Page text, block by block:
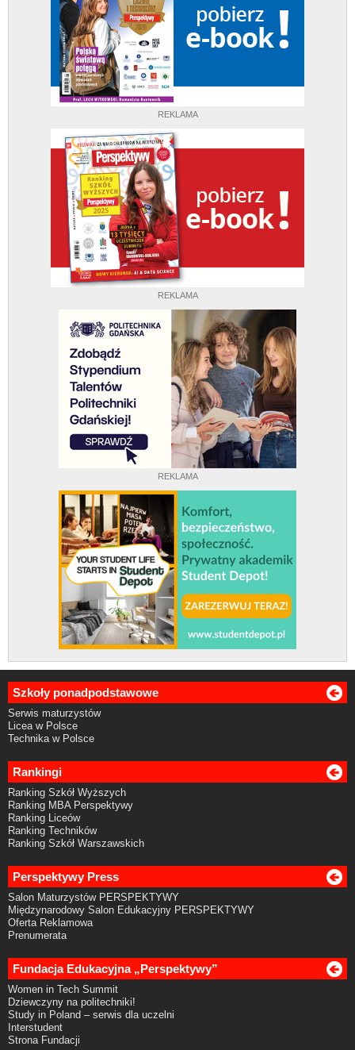
REKLAMA
REKLAMA
REKLAMA
Szkoły ponadpodstawowe
Serwis maturzystów
Licea w Polsce
Technika w Polsce
Rankingi
Ranking Szkół Wyższych
Ranking MBA Perspektywy
Ranking Liceów
Ranking Techników
Ranking Szkół Warszawskich
Perspektywy Press
Salon Maturzystów PERSPEKTYWY
Międzynarodowy Salon Edukacyjny PERSPEKTYWY
Oferta Reklamowa
Prenumerata
Fundacja Edukacyjna „Perspektywy”
Women in Tech Summit
Dziewczyny na politechniki!
Study in Poland – serwis dla uczelni
Interstudent
Strona Fundacji